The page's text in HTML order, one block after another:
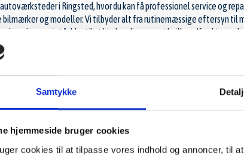
Samtykke
hjemmeside bruger cookies
cookies til at tilpasse vores indhold og annoncer, til
i Ringsted, hvor du kan få professionel service og
bilmærker og modeller. Vi tilbyder alt fra rutinemæssige eftersyn
hænder, og vi står klar til at hjælpe dig, uanset hvilke udfordringer
på alle biler
vi service og reparation på alle bilmærker og modeller i
viden til at håndtere både traditionelle og moderne køretøjer,
regne med, at vi leverer høj kvalitet og grundig service, så din bil